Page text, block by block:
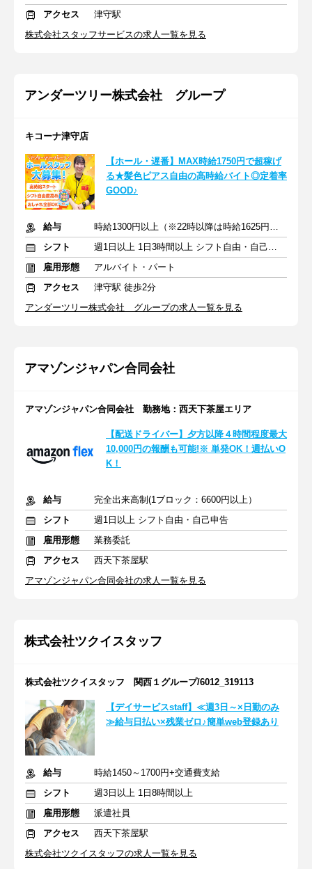
アクセス
津守駅
株式会社スタッフサービスの求人一覧を見る
アンダーツリー株式会社 グループ
キコーナ津守店
【ホール・遅番】MAX時給1750円で超稼げ
る★髪色ピアス自由の高時給バイト◎定着率
GOOD♪
給与
時給1300円以上（※22時以降は時給1625円以上）+交通費
シフト
週1日以上 1日3時間以上 シフト自由・自己申告
雇用形態
アルバイト・パート
アクセス
津守駅 徒歩2分
アンダーツリー株式会社 グループの求人一覧を見る
アマゾンジャパン合同会社
アマゾンジャパン合同会社 勤務地：西天下茶屋エリア
【配送ドライバー】夕方以降４時間程度最大
10,000円の報酬も可能!※ 単発OK！週払いO
K！
給与
完全出来高制(1ブロック：6600円以上）
シフト
週1日以上 シフト自由・自己申告
雇用形態
業務委託
アクセス
西天下茶屋駅
アマゾンジャパン合同会社の求人一覧を見る
株式会社ツクイスタッフ
株式会社ツクイスタッフ 関西１グループ/6012_319113
【デイサービスstaff】≪週3日～×日勤のみ
≫給与日払い×残業ゼロ♪簡単web登録あり
給与
時給1450～1700円+交通費支給
シフト
週3日以上 1日8時間以上
雇用形態
派遣社員
アクセス
西天下茶屋駅
株式会社ツクイスタッフの求人一覧を見る